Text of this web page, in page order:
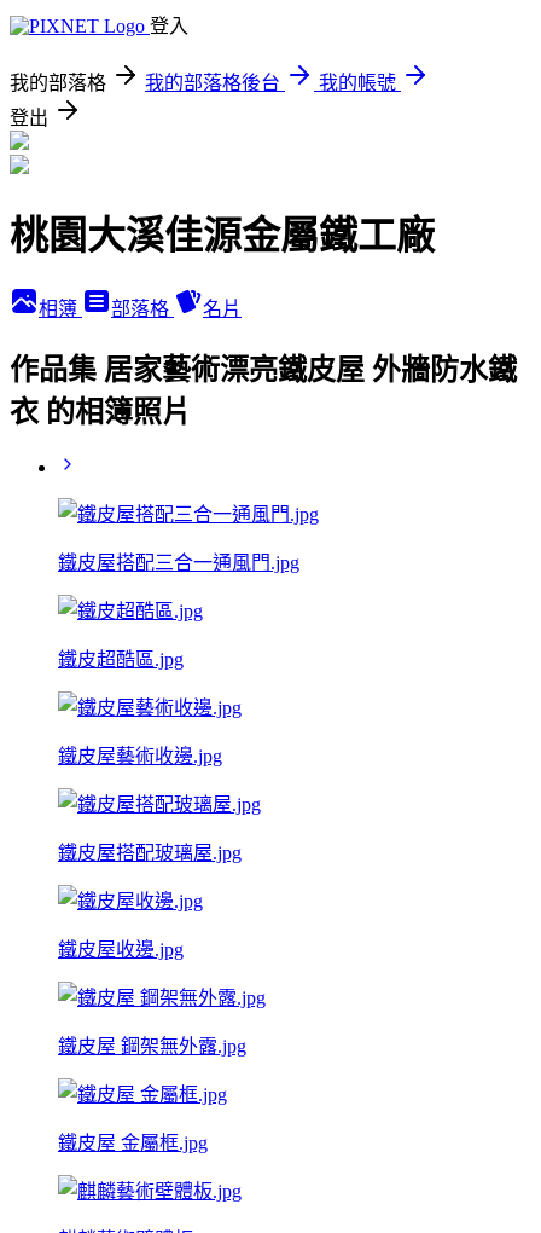
登入
我的部落格 我的部落格後台
我的帳號
登出
桃園大溪佳源金屬鐵工廠
相簿 部落格 名片
作品集 居家藝術漂亮鐵皮屋 外牆防水鐵
衣 的相簿照片
鐵皮屋搭配三合一通風門.jpg
鐵皮超酷區.jpg
鐵皮屋藝術收邊.jpg
鐵皮屋搭配玻璃屋.jpg
鐵皮屋收邊.jpg
鐵皮屋 鋼架無外露.jpg
鐵皮屋 金屬框.jpg